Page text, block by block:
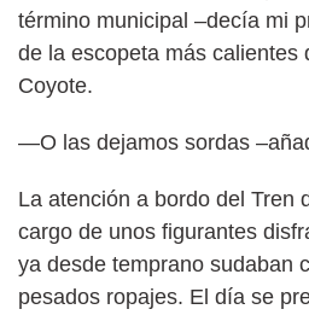
término municipal –decía mi
de la escopeta más calientes
Coyote.
—O las dejamos sordas
La atención a bordo del Tren
cargo de unos figurantes
ya desde temprano sudaban
pesados ropajes. El día se